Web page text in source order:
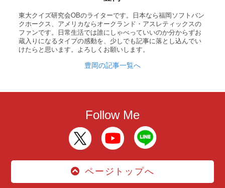
東大クイズ研究会OBのライターです。日本なら福岡ソフトバン
クホークス、アメリカならオークランド・アスレティックスの
ファンです。日常生活では誰にしゃべっていいのか分からずお
蔵入りになるタイプの感動を、少しでも記事に落とし込んでい
けたらと思います。よろしくお願いします。
豊岡の記事一覧へ
Follow Me
ページトップへ